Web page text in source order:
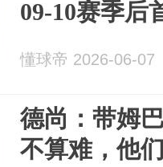
09-10赛季后
懂球帝 2026-06-07
德尚：带姆
不算难，他